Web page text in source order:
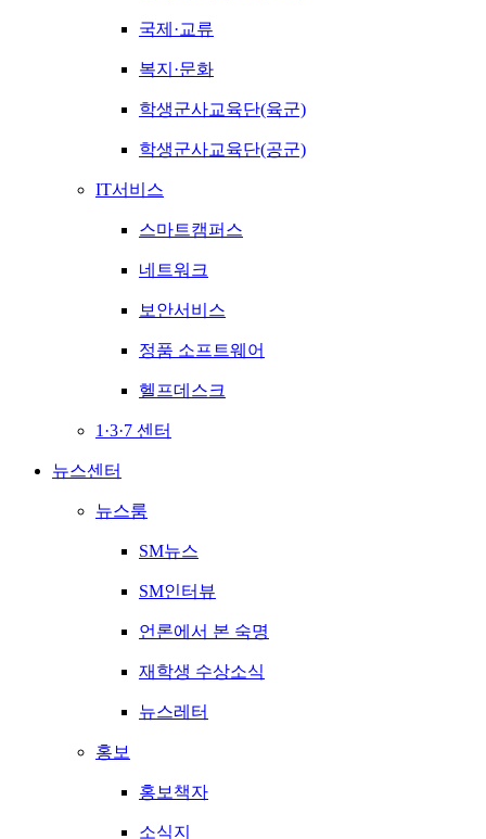
국제·교류
복지·문화
학생군사교육단(육군)
학생군사교육단(공군)
IT서비스
스마트캠퍼스
네트워크
보안서비스
정품 소프트웨어
헬프데스크
1·3·7 센터
뉴스센터
뉴스룸
SM뉴스
SM인터뷰
언론에서 본 숙명
재학생 수상소식
뉴스레터
홍보
홍보책자
소식지